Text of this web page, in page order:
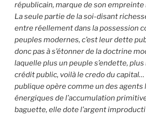
républicain, marque de son empreinte
La seule partie de la soi-disant
entre réellement dans la possession
peuples modernes, c’est leur dette
donc pas à s’étonner de la doctrine
laquelle plus un peuple s’endette, plus
crédit public, voilà le credo du
publique opère comme un des agents
énergiques de l’accumulation
baguette, elle dote l’argent